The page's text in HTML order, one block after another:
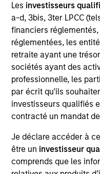
Les investisseurs
a-d, 3bis, 3ter LPCC
financiers
réglementées, les
retraite ayant une
sociétés ayant des
professionnelle, les
par écrit qu'ils
investisseurs qualifiés
contracté un mandat
Je déclare accéder à
être un investisseur
comprends que les
Invested on
Jan 1997
Transaction Type
Start-up
Realization Date
Jan 2000
Somerset Energy was
that was formed to
natural gas located in
Investment Team
Morgan Stanley